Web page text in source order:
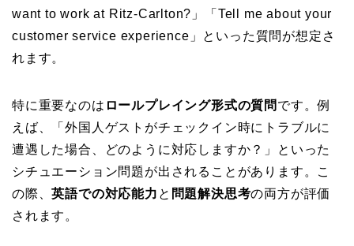
want to work at Ritz-Carlton?」「Tell me about your
customer service experience」といった質問が想定さ
れます。
特に重要なのは ロールプレイング形式の質問 です。例
えば、「外国人ゲストがチェックイン時にトラブルに
遭遇した場合、どのように対応しますか？」といった
シチュエーション問題が出されることがあります。こ
の際、英語での対応能力 と 問題解決思考の両方が評価
されます。